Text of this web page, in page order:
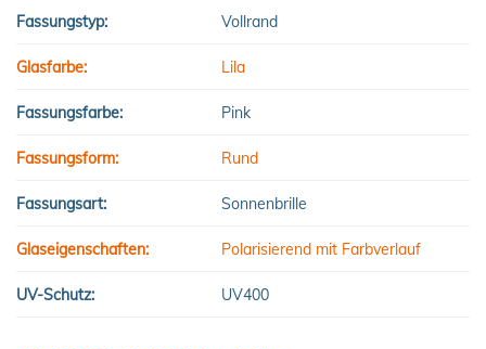
Fassungstyp: Vollrand
Glasfarbe: Lila
Fassungsfarbe: Pink
Fassungsform: Rund
Fassungsart: Sonnenbrille
Glaseigenschaften: Polarisierend mit Farbverlauf
UV-Schutz: UV400